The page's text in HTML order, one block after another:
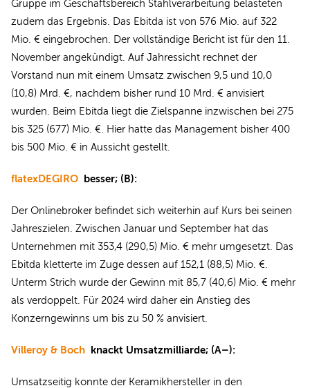
Gruppe im Geschäftsbereich Stahlverarbeitung belasteten
zudem das Ergebnis. Das Ebitda ist von 576 Mio. auf 322
Mio. € eingebrochen. Der vollständige Bericht ist für den 11.
November angekündigt. Auf Jahressicht rechnet der
Vorstand nun mit einem Umsatz zwischen 9,5 und 10,0
(10,8) Mrd. €, nachdem bisher rund 10 Mrd. € anvisiert
wurden. Beim Ebitda liegt die Zielspanne inzwischen bei 275
bis 325 (677) Mio. €. Hier hatte das Management bisher 400
bis 500 Mio. € in Aussicht gestellt.
flatexDEGIRO besser; (B):
Der Onlinebroker befindet sich weiterhin auf Kurs bei seinen
Jahreszielen. Zwischen Januar und September hat das
Unternehmen mit 353,4 (290,5) Mio. € mehr umgesetzt. Das
Ebitda kletterte im Zuge dessen auf 152,1 (88,5) Mio. €.
Unterm Strich wurde der Gewinn mit 85,7 (40,6) Mio. € mehr
als verdoppelt. Für 2024 wird daher ein Anstieg des
Konzerngewinns um bis zu 50 % anvisiert.
Villeroy & Boch knackt Umsatzmilliarde; (A–):
Umsatzseitig konnte der Keramikhersteller in den